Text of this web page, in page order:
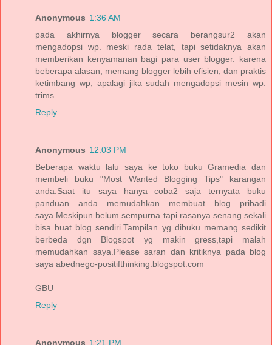
Anonymous 1:36 AM
pada akhirnya blogger secara berangsur2 akan
mengadopsi wp. meski rada telat, tapi setidaknya akan
memberikan kenyamanan bagi para user blogger. karena
beberapa alasan, memang blogger lebih efisien, dan praktis
ketimbang wp, apalagi jika sudah mengadopsi mesin wp.
trims
Reply
Anonymous 12:03 PM
Beberapa waktu lalu saya ke toko buku Gramedia dan
membeli buku "Most Wanted Blogging Tips" karangan
anda.Saat itu saya hanya coba2 saja ternyata buku
panduan anda memudahkan membuat blog pribadi
saya.Meskipun belum sempurna tapi rasanya senang sekali
bisa buat blog sendiri.Tampilan yg dibuku memang sedikit
berbeda dgn Blogspot yg makin gress,tapi malah
memudahkan saya.Please saran dan kritiknya pada blog
saya abednego-positifthinking.blogspot.com
GBU
Reply
Anonymous 1:21 PM